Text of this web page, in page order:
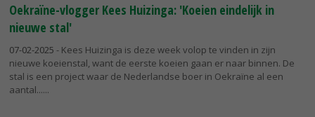
Oekraïne-vlogger Kees Huizinga: 'Koeien eindelijk in
nieuwe stal'
07-02-2025 - Kees Huizinga is deze week volop te vinden in zijn
nieuwe koeienstal, want de eerste koeien gaan er naar binnen. De
stal is een project waar de Nederlandse boer in Oekraïne al een
aantal...